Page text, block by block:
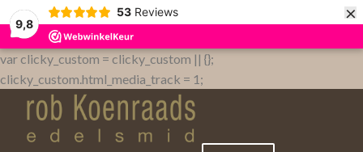
9,8
53 Reviews ×
var clicky_custom = clicky_custom || {};
clicky_custom.html_media_track = 1;